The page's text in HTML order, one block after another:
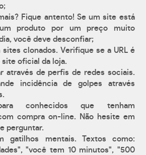
Fique antento! Se um site está
um produto por um preço muito
você deve desconfiar;
sites clonados. Verifique se a URL é
oficial da loja.
através de perfis de redes sociais.
incidência de golpes através
conhecidos que tenham
compra on-line. Não hesite em
perguntar.
gatilhos mentais. Textos como:
"você tem 10 minutos", "500